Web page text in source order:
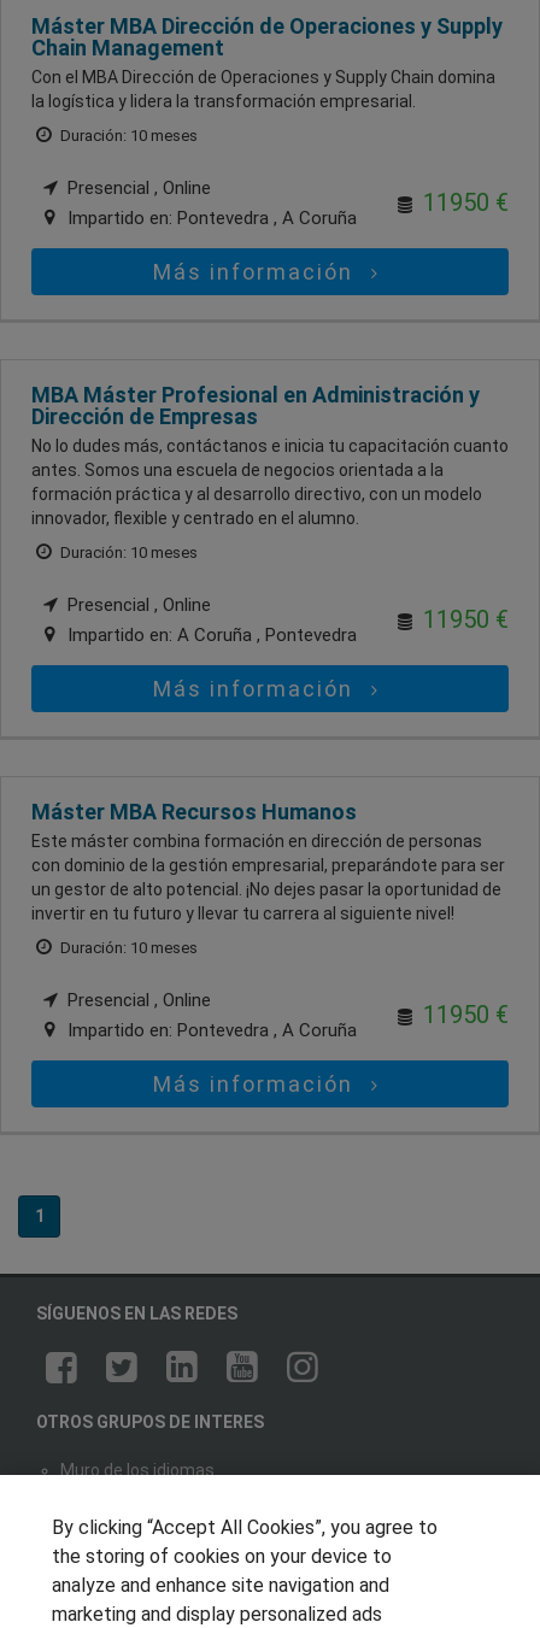
Máster MBA Dirección de Operaciones y Supply
Chain Management
Con el MBA Dirección de Operaciones y Supply Chain domina
la logística y lidera la transformación empresarial.
Duración: 10 meses
Presencial , Online
Impartido en: Pontevedra , A Coruña
11950 €
Más información
MBA Máster Profesional en Administración y
Dirección de Empresas
No lo dudes más, contáctanos e inicia tu capacitación cuanto
antes. Somos una escuela de negocios orientada a la
formación práctica y al desarrollo directivo, con un modelo
innovador, flexible y centrado en el alumno.
Duración: 10 meses
Presencial , Online
Impartido en: A Coruña , Pontevedra
11950 €
Más información
Máster MBA Recursos Humanos
Este máster combina formación en dirección de personas
con dominio de la gestión empresarial, preparándote para ser
un gestor de alto potencial. ¡No dejes pasar la oportunidad de
invertir en tu futuro y llevar tu carrera al siguiente nivel!
Duración: 10 meses
Presencial , Online
Impartido en: Pontevedra , A Coruña
11950 €
Más información
1
SÍGUENOS EN LAS REDES
OTROS GRUPOS DE INTERES
Muro de los idiomas
Locos por las becas
CENTROS DE FORMACIÓN
By clicking “Accept All Cookies”, you agree to
the storing of cookies on your device to
analyze and enhance site navigation and
marketing and display personalized ads